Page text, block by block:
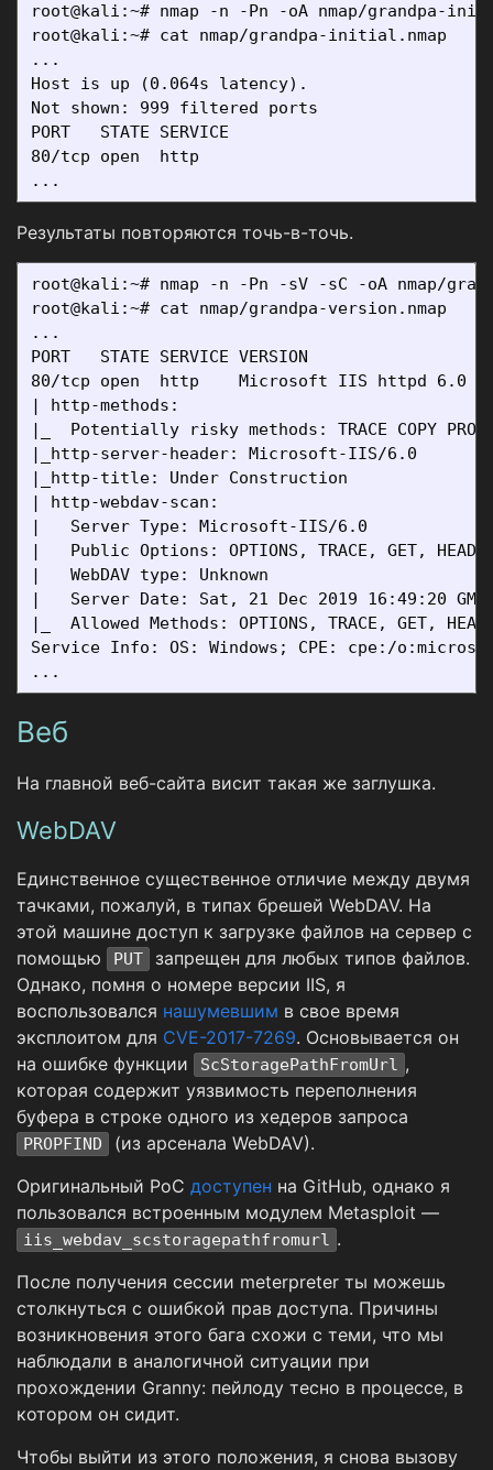
root@kali:~# nmap -n -Pn -oA nmap/grandpa-
root@kali:~# cat nmap/grandpa-initial.nmap
...
Host is up (0.064s latency).
Not shown: 999 filtered ports
PORT   STATE SERVICE
80/tcp open  http
Результаты повторяются точь-в-точь.
root@kali:~# nmap -n -Pn -sV -sC -oA nmap/
root@kali:~# cat nmap/grandpa-version.nmap
...
PORT   STATE SERVICE VERSION
80/tcp open  http    Microsoft IIS httpd 6.0
| http-methods:
|_  Potentially risky methods: TRACE COPY PROPFIND
|_http-server-header: Microsoft-IIS/6.0
|_http-title: Under Construction
| http-webdav-scan:
|   Server Type: Microsoft-IIS/6.0
|   Public Options: OPTIONS, TRACE, GET, HEAD,
|   WebDAV type: Unknown
|   Server Date: Sat, 21 Dec 2019 16:49:20 GMT
|_  Allowed Methods: OPTIONS, TRACE, GET, HEAD,
Service Info: OS: Windows; CPE: cpe:/
Веб
На главной веб-сайта висит такая же заглушка.
WebDAV
Единственное существенное отличие между двумя
тачками, пожалуй, в типах брешей WebDAV. На
этой машине доступ к загрузке файлов на сервер с
помощью
PUT
запрещен для любых типов файлов.
Однако, помня о номере версии IIS, я
воспользовался нашумевшим в свое время
эксплоитом для CVE-2017-7269. Основывается он
на ошибке функции
ScStoragePathFromUrl ,
которая содержит уязвимость переполнения
буфера в строке одного из хедеров запроса
PROPFIND
(из арсенала WebDAV).
Оригинальный PoC доступен на GitHub, однако я
пользовался встроенным модулем Metasploit —
iis_webdav_scstoragepathfromurl .
После получения сессии meterpreter ты можешь
столкнуться с ошибкой прав доступа. Причины
возникновения этого бага схожи с теми, что мы
наблюдали в аналогичной ситуации при
прохождении Granny: пейлоду тесно в процессе, в
котором он сидит.
Чтобы выйти из этого положения, я снова вызову